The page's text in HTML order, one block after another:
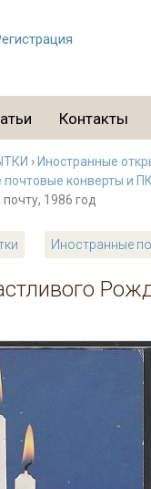
Контакты
› Иностранные
почтовые конверты и ПК
1986 год
Иностранные